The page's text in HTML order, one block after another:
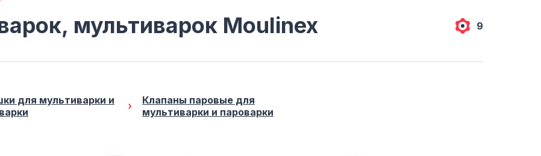
Вс-Пн. Выходной
мультиварок Moulinex 9
для мультиварки и
Клапаны паровые для
мультиварки и пароварки